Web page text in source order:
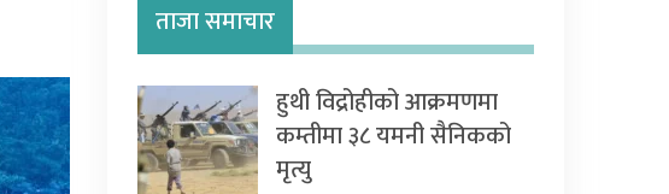
ताजा समाचार
हुथी विद्रोहीको आक्रमणमा
कम्तीमा ३८ यमनी सैनिकको
मृत्यु